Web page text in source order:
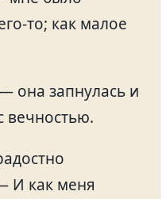
то; как малое
она запнулась и
вечностью.
И как меня